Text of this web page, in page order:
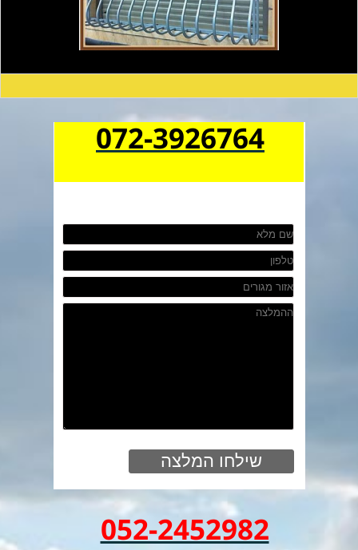
072-3926764
052-2452982